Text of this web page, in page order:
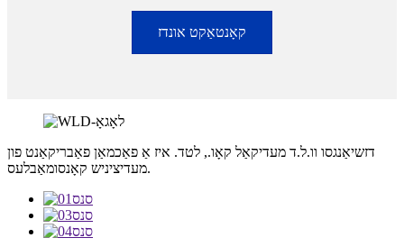
קאָנטאַקט אונדז
דזשיאַנגסו וו.ל.ד מעדיקאַל קאָו., לטד. איז אַ פאַכמאַן פאַבריקאַנט פון
מעדיציניש קאָנסומאַבלעס.